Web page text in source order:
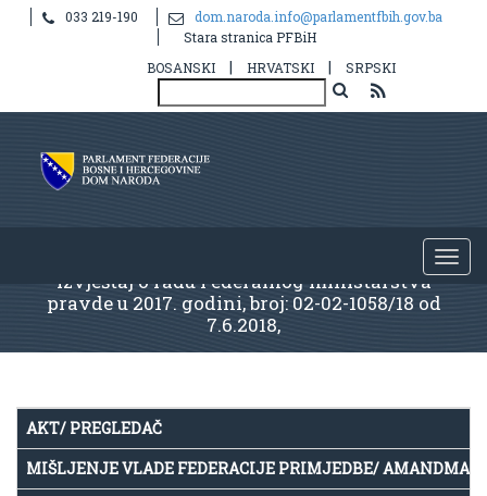
033 219-190
dom.naroda.info@parlamentfbih.gov.ba
Stara stranica PFBiH
BOSANSKI
| HRVATSKI | SRPSKI
Izvještaj o radu Federalnog ministarstva
pravde u 2017. godini, broj: 02-02-1058/18 od
7.6.2018,
AKT/ PREGLEDAČ
MIŠLJENJE VLADE FEDERACIJE PRIMJEDBE/